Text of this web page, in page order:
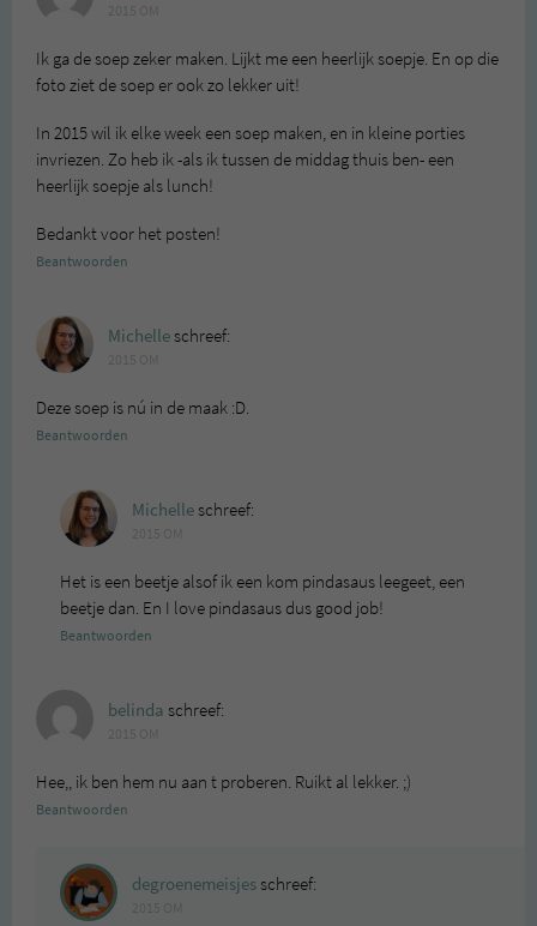
Ik ga de soep zeker maken. Lijkt me een heerlijk soepje. En op die
foto ziet de soep er ook zo lekker uit!
In 2015 wil ik elke week een soep maken, en in kleine porties
invriezen. Zo heb ik -als ik tussen de middag thuis ben- een
heerlijk soepje als lunch!
Bedankt voor het posten!
Beantwoorden
Michelleschreef:
Deze soep is nú in de maak :D.
Beantwoorden
Michelleschreef:
Het is een beetje alsof ik een kom pindasaus leegeet, een
beetje dan. En I love pindasaus dus good job!
Beantwoorden
belinda schreef:
Hee,, ik ben hem nu aan t proberen. Ruikt al lekker. ;)
Beantwoorden
degroenemeisjesschreef: